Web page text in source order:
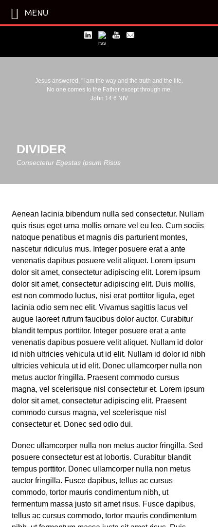
Jesus answered, "I am the way and the truth and the life.
No one comes to the Father except through me.
John 14:6 NIV
DIVIDER
Consectetur Egestas Ipsum Risus
Aenean lacinia bibendum nulla sed consectetur. Nullam
quis risus eget urna mollis ornare vel eu leo. Cum sociis
natoque penatibus et magnis dis parturient montes,
nascetur ridiculus mus. Integer posuere erat a ante
venenatis dapibus posuere velit aliquet. Lorem ipsum
dolor sit amet, consectetur adipiscing elit. Lorem ipsum
dolor sit amet, consectetur adipiscing elit. Duis mollis,
est non commodo luctus, nisi erat porttitor ligula, eget
lacinia odio sem nec elit. Vivamus sagittis lacus vel
augue laoreet rutrum faucibus dolor auctor. Curabitur
blandit tempus porttitor. Integer posuere erat a ante
venenatis dapibus posuere velit aliquet. Nullam id dolor
id nibh ultricies vehicula ut id elit. Nullam id dolor id nibh
ultricies vehicula ut id elit. Donec ullamcorper nulla non
metus auctor fringilla. Praesent commodo cursus
magna, vel scelerisque nisl consectetur et. Lorem ipsum
dolor sit amet, consectetur adipiscing elit. Praesent
commodo cursus magna, vel scelerisque nisl
consectetur et. Donec sed odio dui.
Donec ullamcorper nulla non metus auctor fringilla. Sed
posuere consectetur est at lobortis. Curabitur blandit
tempus porttitor. Donec ullamcorper nulla non metus
auctor fringilla. Fusce dapibus, tellus ac cursus
commodo, tortor mauris condimentum nibh, ut
fermentum massa justo sit amet risus. Fusce dapibus,
tellus ac cursus commodo, tortor mauris condimentum
MENU